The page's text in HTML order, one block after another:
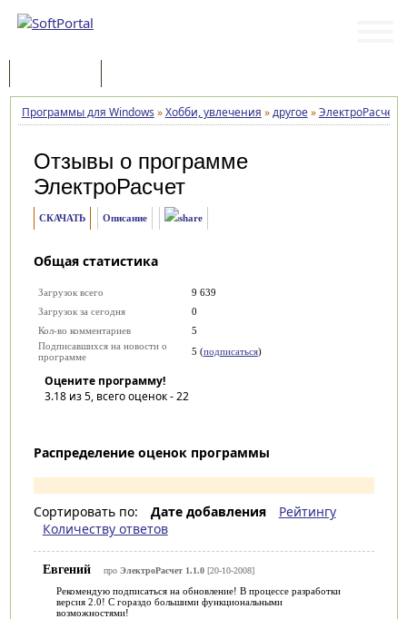
Программы для Windows »Хобби, увлечения »другое»ЭлектроРасчет
Отзывы о программе
ЭлектроРасчет
СКАЧАТЬ Описание
Общая статистика
Загрузок всего
9 639
Загрузок за сегодня
0
Кол-во комментариев
5
Подписавшихся на новости о
программе
5 (подписаться)
Оцените программу!
3.18из 5, всего оценок -22
Распределение оценок программы
Сортировать по: Дате добавления
Рейтингу
Количеству ответов
Евгений про ЭлектроРасчет 1.1.0[20-10-2008]
Рекомендую подписаться на обновление! В процессе разработки
версия 2.0! С гораздо большими функциональными
возможностями!